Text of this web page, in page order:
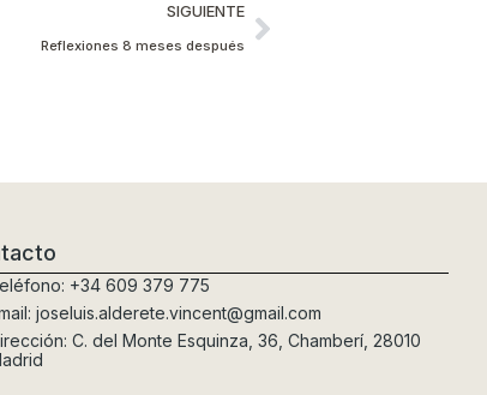
SIGUIENTE
Reflexiones 8 meses después
+34 609 379 775
joseluis.alderete.vincent@gmail.com
C. del Monte Esquinza, 36, Chamberí, 28010